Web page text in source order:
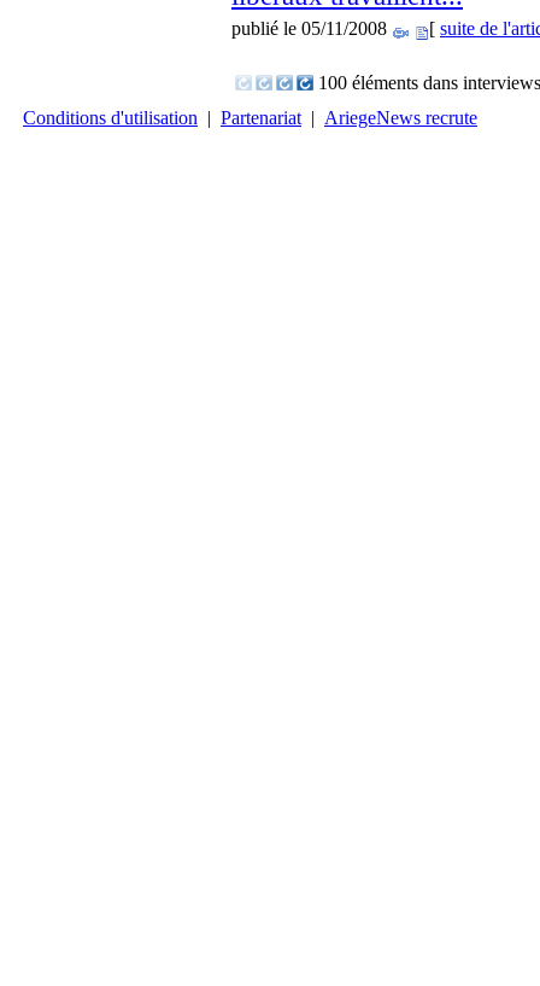
publié le 05/11/2008 [ suite de
100 éléments dans
Conditions d'utilisation | Partenariat | AriegeNews recrute